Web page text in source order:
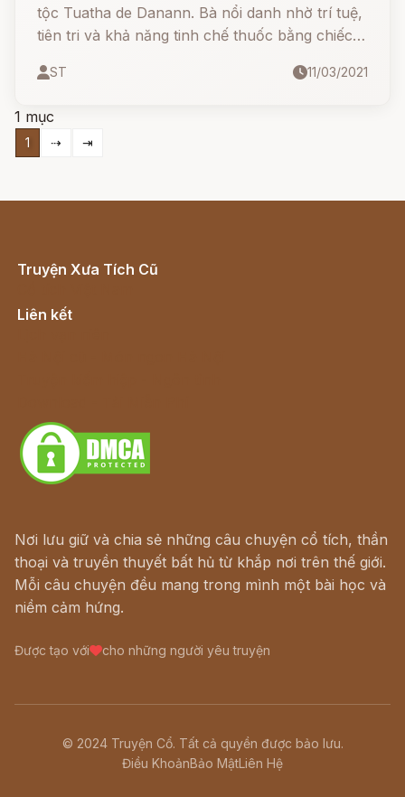
tộc Tuatha de Danann. Bà nổi danh nhờ trí tuệ,
tiên tri và khả năng tinh chế thuốc bằng chiếc
ST 11/03/2021
1 mục
1 ⇢ ⇥
Truyện Xưa Tích Cũ
Liên kết
Nơi lưu giữ và chia sẻ những câu chuyện cổ tích, thần
thoại và truyền thuyết bất hủ từ khắp nơi trên thế giới.
Mỗi câu chuyện đều mang trong mình một bài học và
niềm cảm hứng.
Được tạo với cho những người yêu truyện
© 2024 Truyện Cổ. Tất cả quyền được bảo lưu.
Điều KhoảnBảo MậtLiên Hệ